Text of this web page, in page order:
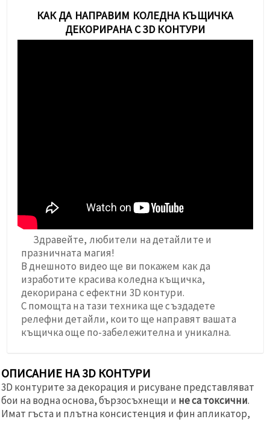
КАК ДА НАПРАВИМ КОЛЕДНА КЪЩИЧКА
ДЕКОРИРАНА С 3D КОНТУРИ
Здравейте, любители на детайлите и
празничната магия!
В днешното видео ще ви покажем как да
изработите красива коледна къщичка,
декорирана с ефектни 3D контури.
С помощта на тази техника ще създадете
релефни детайли, които ще направят вашата
къщичка още по-забележителна и уникална.
ОПИСАНИЕ НА 3D КОНТУРИ
3D контурите за декорация и рисуване представляват
бои на водна основа, бързосъхнещи и не са токсични.
Имат гъста и плътна консистенция и фин апликатор,